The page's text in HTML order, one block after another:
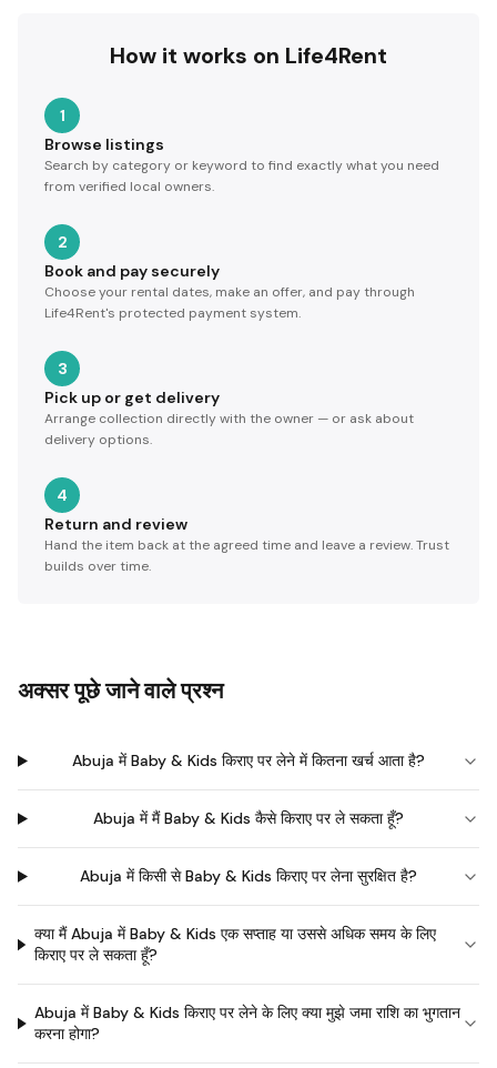
How it works on Life4Rent
1
Browse listings
Search by category or keyword to find exactly what you need
from verified local owners.
2
Book and pay securely
Choose your rental dates, make an offer, and pay through
Life4Rent's protected payment system.
3
Pick up or get delivery
Arrange collection directly with the owner — or ask about
delivery options.
4
Return and review
Hand the item back at the agreed time and leave a review. Trust
builds over time.
अक्सर पूछे जाने वाले प्रश्न
Abuja में Baby & Kids किराए पर लेने में कितना खर्च आता है?
Abuja में मैं Baby & Kids कैसे किराए पर ले सकता हूँ?
Abuja में किसी से Baby & Kids किराए पर लेना सुरक्षित है?
क्या मैं Abuja में Baby & Kids एक सप्ताह या उससे अधिक समय के लिए
किराए पर ले सकता हूँ?
Abuja में Baby & Kids किराए पर लेने के लिए क्या मुझे जमा राशि का भुगतान
करना होगा?